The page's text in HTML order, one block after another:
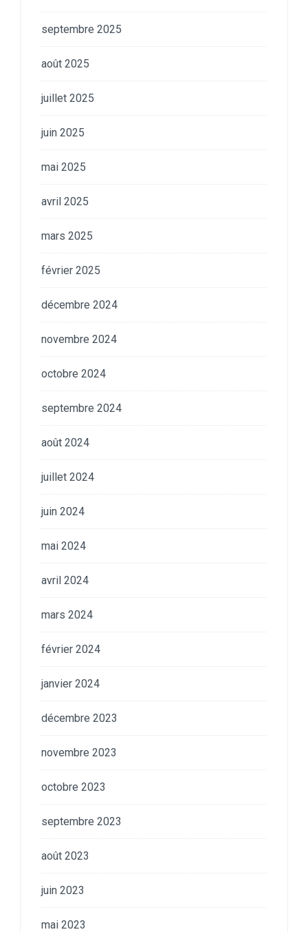
septembre 2025
août 2025
juillet 2025
juin 2025
mai 2025
avril 2025
mars 2025
février 2025
décembre 2024
novembre 2024
octobre 2024
septembre 2024
août 2024
juillet 2024
juin 2024
mai 2024
avril 2024
mars 2024
février 2024
janvier 2024
décembre 2023
novembre 2023
octobre 2023
septembre 2023
août 2023
juin 2023
mai 2023